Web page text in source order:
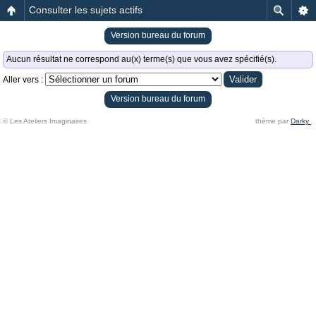
Consulter les sujets actifs
Version bureau du forum
Aucun résultat ne correspond au(x) terme(s) que vous avez spécifié(s).
Aller vers :
Version bureau du forum
© Les Ateliers Imaginaires thème par Darky